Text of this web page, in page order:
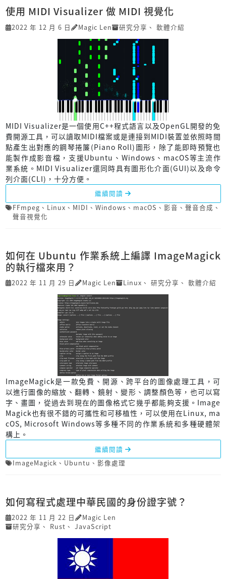
使用 MIDI Visualizer 做 MIDI 視覺化
2022 年 12 月 6 日 Magic Len 研究分享 、 軟體介紹
MIDI Visualizer是一個使用C++程式語言以及OpenGL開發的免
費開源工具，可以讀取MIDI檔案或是連接到MIDI裝置並依照時間
點產生出對應的鋼琴捲簾(Piano Roll)圖形，除了能即時預覽也
能製作成影音檔，支援Ubuntu、Windows、macOS等主流作
業系統。MIDI Visualizer還同時具有圖形化介面(GUI)以及命令
列介面(CLI)，十分方便。
繼續閱讀
FFmpeg 、 Linux 、 MIDI 、 Windows 、 macOS 、 影音 、 聲音合成 、
聲音視覺化
如何在 Ubuntu 作業系統上編譯 ImageMagick
的執行檔來用？
2022 年 11 月 29 日 Magic Len Linux 、 研究分享 、 軟體介紹
ImageMagick是一款免費、開源、跨平台的圖像處理工具，可
以進行圖像的縮放、翻轉、鏡射、變形、調整顏色等，也可以寫
字、畫圖，從過去到現在的圖像格式它幾乎都能夠支援。Image
Magick也有很不錯的可攜性和可移植性，可以使用在Linux, ma
cOS, Microsoft Windows等多種不同的作業系統和多種硬體架
構上。
繼續閱讀
ImageMagick 、 Ubuntu 、 影像處理
如何寫程式處理中華民國的身份證字號？
2022 年 11 月 22 日
Magic Len
研究分享 、 Rust 、 JavaScript